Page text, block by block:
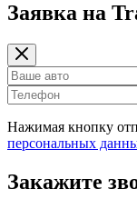
Заявка на
Нажимая кнопку
персональных
Закажите